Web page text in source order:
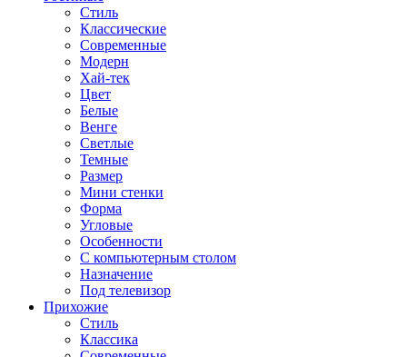
Стиль
Классические
Современные
Модерн
Хай-тек
Цвет
Белые
Венге
Светлые
Темные
Размер
Мини стенки
Форма
Угловые
Особенности
С компьютерным столом
Назначение
Под телевизор
Прихожие
Стиль
Классика